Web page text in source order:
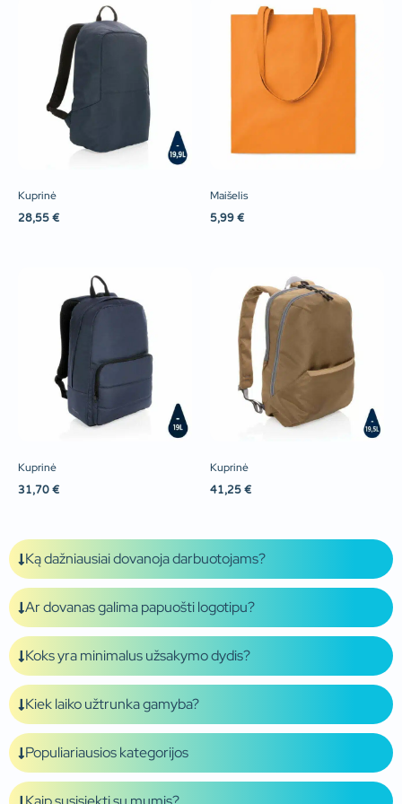
Kuprinė
28,55 €
Maišelis
5,99 €
Kuprinė
31,70 €
Kuprinė
41,25 €
Ką dažniausiai dovanoja darbuotojams?
Ar dovanas galima papuošti logotipu?
Koks yra minimalus užsakymo dydis?
Kiek laiko užtrunka gamyba?
Populiariausios kategorijos